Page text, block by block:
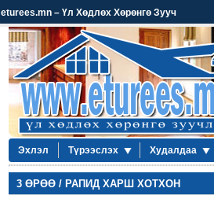
eturees.mn – Үл Хөдлөх Хөрөнгө Зууч
Эхлэл Түрээслэх Худалдаа
3 ӨРӨӨ / РАПИД ХАРШ ХОТХОН